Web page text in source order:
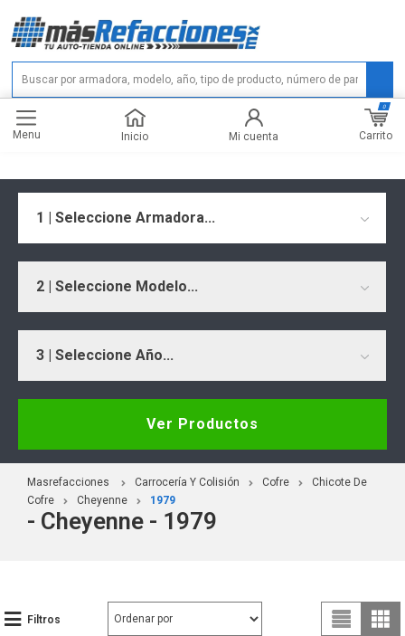
Menu Inicio Mi cuenta Carrito
0
1 | Seleccione Armadora...
2 | Seleccione Modelo...
3 | Seleccione Año...
Ver Productos
Masrefacciones Carrocería Y Colisión Cofre
Chicote De
Cofre
Cheyenne 1979
- Cheyenne - 1979
Filtros